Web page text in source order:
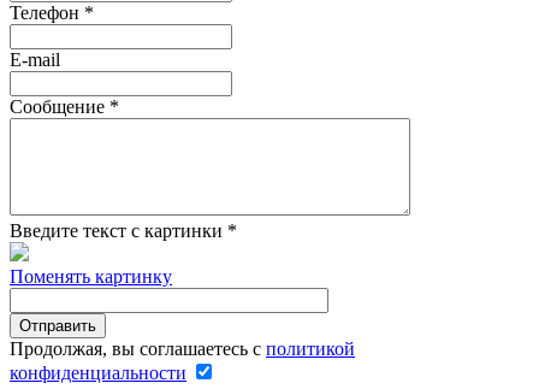
Телефон *
E-mail
Сообщение *
Введите текст с картинки *
Поменять картинку
Продолжая, вы соглашаетесь с политикой
конфиденциальности